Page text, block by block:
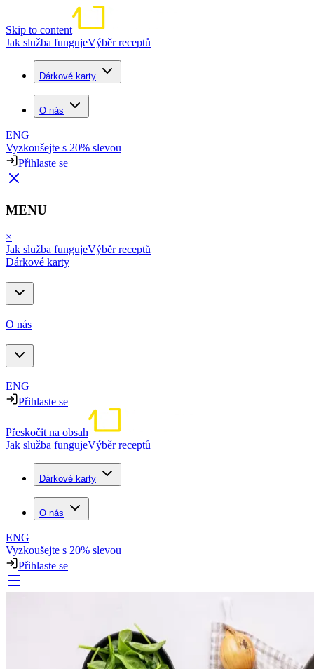
Skip to content
Jak služba fungujeVýběr receptů
Dárkové karty
O nás
ENG
Vyzkoušejte s 20% slevou
Přihlaste se
MENU
×
Jak služba fungujeVýběr receptů
Dárkové karty
O nás
ENG
Přihlaste se
Přeskočit na obsah
Jak služba fungujeVýběr receptů
Dárkové karty
O nás
ENG
Vyzkoušejte s 20% slevou
Přihlaste se